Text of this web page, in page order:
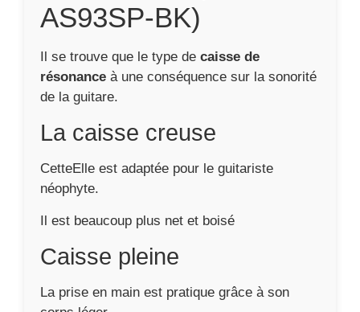
AS93SP-BK)
Il se trouve que le type de caisse de
résonance à une conséquence sur la sonorité
de la guitare.
La caisse creuse
CetteElle est adaptée pour le guitariste
néophyte.
Il est beaucoup plus net et boisé
Caisse pleine
La prise en main est pratique grâce à son